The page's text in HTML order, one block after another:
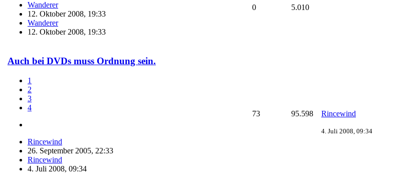
Wanderer
12. Oktober 2008, 19:33
Wanderer
12. Oktober 2008, 19:33
0 5.010
Auch bei DVDs muss Ordnung sein.
1
2
3
4
Rincewind
26. September 2005, 22:33
Rincewind
4. Juli 2008, 09:34
73 95.598 Rincewind
4. Juli 2008, 09:34